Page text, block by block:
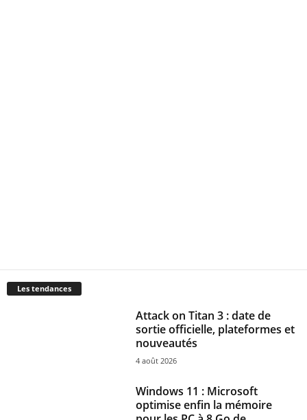
Les tendances
Attack on Titan 3 : date de
sortie officielle, plateformes et
nouveautés
4 août 2026
Windows 11 : Microsoft
optimise enfin la mémoire